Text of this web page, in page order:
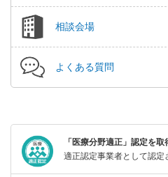
相談会場
よくある質問
「医療分野適正」認定を取
適正認定事業者として認定